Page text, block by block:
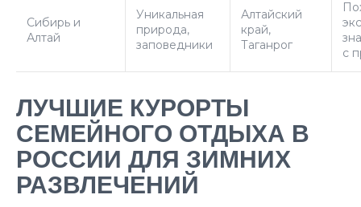
Сибирь и
Алтай
Уникальная
природа,
заповедники
Алтайский
край,
Таганрог
с
ЛУЧШИЕ КУРОРТЫ
СЕМЕЙНОГО ОТДЫХА В
РОССИИ ДЛЯ ЗИМНИХ
РАЗВЛЕЧЕНИЙ